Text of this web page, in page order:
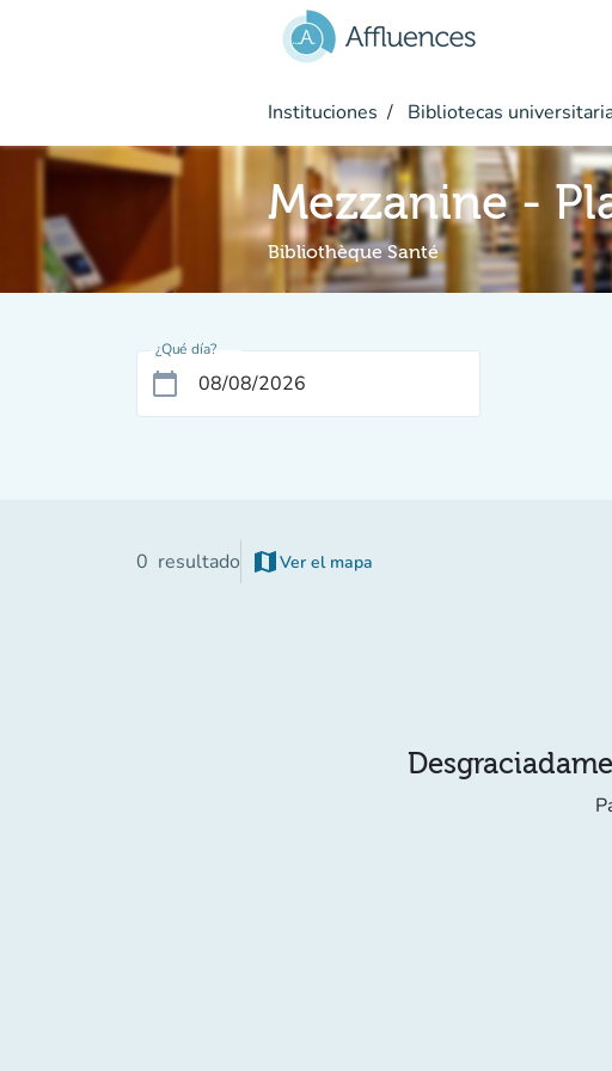
Instituciones Bibliotecas
Mezzanine -
Bibliothèque Santé
¿Qué día?
calendar_today
0 resultado map Ver el mapa
(nueva pestaña)